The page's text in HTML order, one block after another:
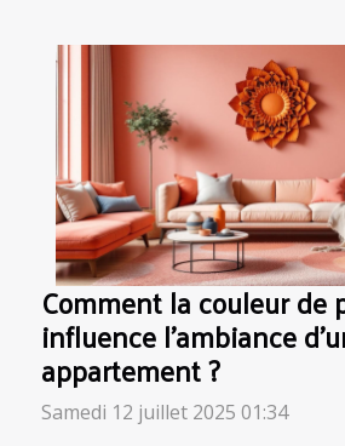
Comment la couleur de
influence l'ambiance
appartement ?
Samedi 12 juillet 2025 01:34